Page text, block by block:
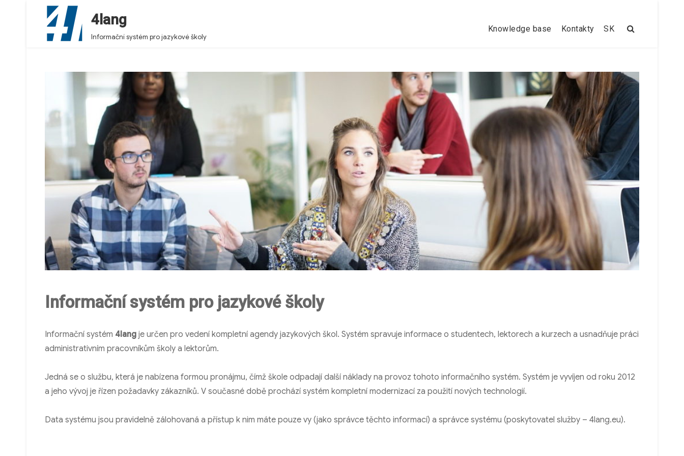
4lang
Informační systém pro jazykové školy
Knowledge base Kontakty SK
Informační systém pro jazykové školy
Informační systém 4lang je určen pro vedení kompletní agendy jazykových škol. Systém spravuje informace o studentech, lektorech a kurzech a usnadňuje práci
administrativním pracovníkům školy a lektorům.
Jedná se o službu, která je nabízena formou pronájmu, čímž škole odpadají další náklady na provoz tohoto informačního systém. Systém je vyvíjen od roku 2012
a jeho vývoj je řízen požadavky zákazníků. V současné době prochází systém kompletní modernizací za použití nových technologií.
Data systému jsou pravidelně zálohovaná a přístup k nim máte pouze vy (jako správce těchto informací) a správce systému (poskytovatel služby – 4lang.eu).